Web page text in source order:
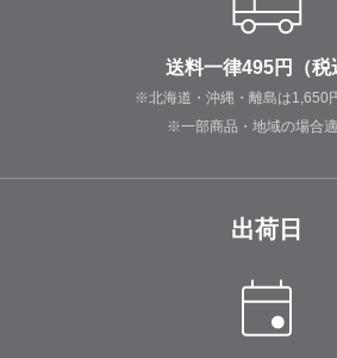
送料一律495円（税
※北海道・沖縄・離島は1,650
※一部商品・地域の場合
出荷日